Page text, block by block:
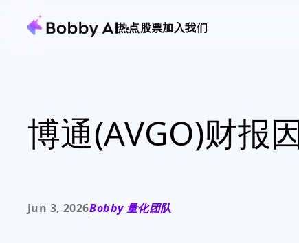
热点股票加入我们
博通(AVGO)财报
Jun 3, 2026Bobby 量化团队